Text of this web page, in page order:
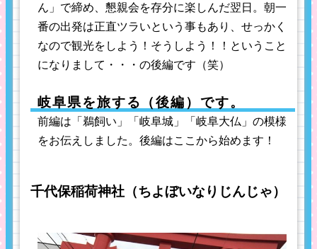
ん」で締め、懇親会を存分に楽しんだ翌日。朝一
番の出発は正直ツラいという事もあり、せっかく
なので観光をしよう！そうしよう！！ということ
になりまして・・・の後編です（笑）
岐阜県を旅する（後編）です。
前編は「鵜飼い」「岐阜城」「岐阜大仏」の模様
をお伝えしました。後編はここから始めます！
千代保稲荷神社（ちよぼいなりじんじゃ）